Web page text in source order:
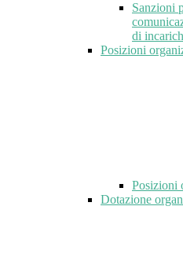
Sanzioni
di
Posizioni
Posizioni
Dotazione